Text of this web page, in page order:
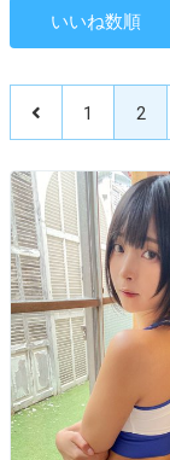
いいね数順
1 2